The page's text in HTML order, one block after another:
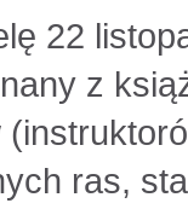
22
z
ras,